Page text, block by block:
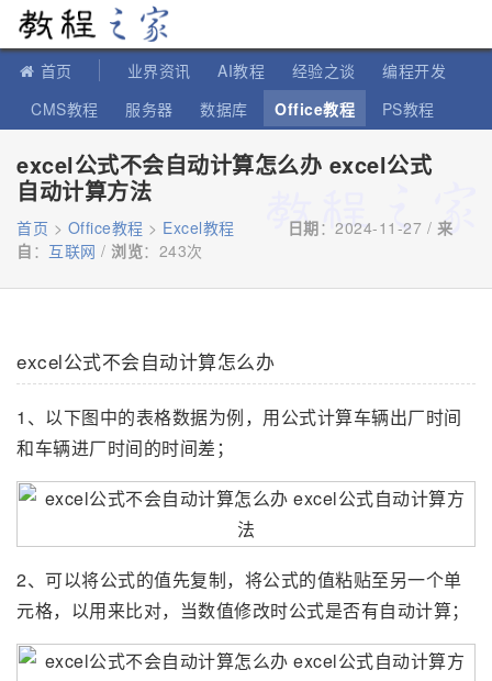
首页 业界资讯 AI教程 经验之谈
编程开发
CMS教程
服务器 数据库 Office教程
PS教程
excel公式不会自动计算怎么办 excel公式
自动计算方法
首页 > Office教程 > Excel教程 日期：2024-11-27 / 来
自 ： 互联网 / 浏览： 243次
excel公式不会自动计算怎么办
1、以下图中的表格数据为例，用公式计算车辆出厂时间
和车辆进厂时间的时间差；
2、可以将公式的值先复制，将公式的值粘贴至另一个单
元格，以用来比对，当数值修改时公式是否有自动计算；